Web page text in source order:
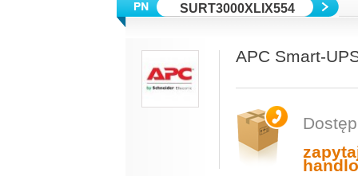
SURT3000XLIX554
APC Smart-